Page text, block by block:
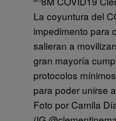
La coyuntura del
impedimento para
salieran a
gran mayoría
protocolos
para poder unirse
Foto por Camila